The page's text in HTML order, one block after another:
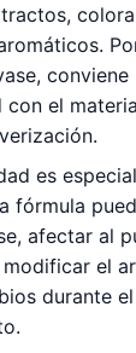
conviene
el
es
fórmula
afectar al
el
durante el